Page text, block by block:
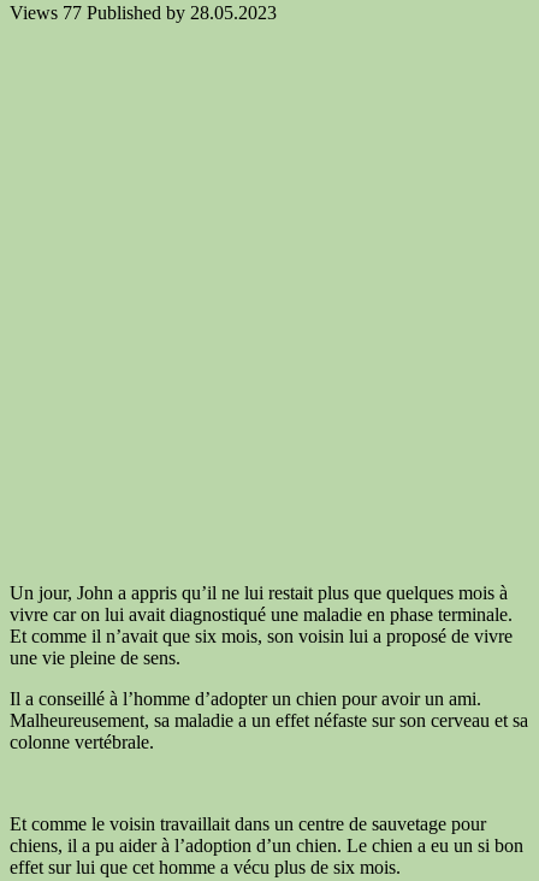
Views 77 Published by 28.05.2023
Un jour, John a appris qu’il ne lui restait plus que quelques mois à
vivre car on lui avait diagnostiqué une maladie en phase terminale.
Et comme il n’avait que six mois, son voisin lui a proposé de vivre
une vie pleine de sens.
Il a conseillé à l’homme d’adopter un chien pour avoir un ami.
Malheureusement, sa maladie a un effet néfaste sur son cerveau et sa
colonne vertébrale.
Et comme le voisin travaillait dans un centre de sauvetage pour
chiens, il a pu aider à l’adoption d’un chien. Le chien a eu un si bon
effet sur lui que cet homme a vécu plus de six mois.